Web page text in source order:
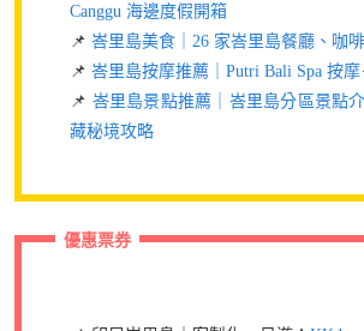
Canggu 海邊度假開箱
📌 峇里島美食｜26 家峇里島餐廳、咖
📌 峇里島按摩推薦｜Putri Bali Spa 按
📌 峇里島景點推薦｜峇里島分區景點
藏秘境攻略
優惠票券